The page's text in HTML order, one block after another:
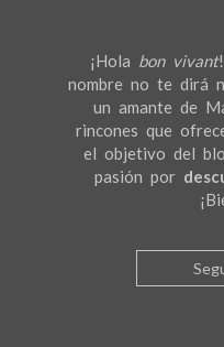
¡Hola bon vivant
nombre no te dirá
un amante de
rincones que
el objetivo del
pasión por